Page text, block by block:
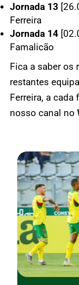
Jornada 13
Ferreira
Jornada 14
Famalicão
Fica a saber os
restantes
Ferreira, a cada
nosso canal no